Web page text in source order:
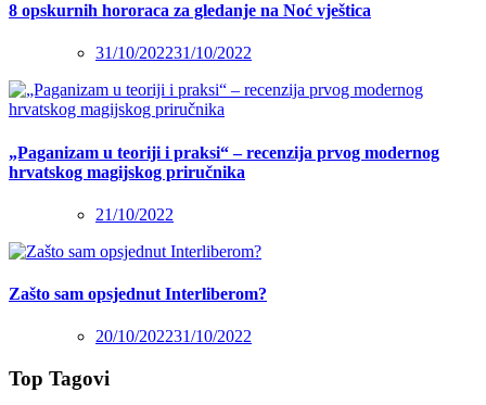
8 opskurnih hororaca za gledanje na Noć vještica
31/10/202231/10/2022
„Paganizam u teoriji i praksi“ – recenzija prvog modernog
hrvatskog magijskog priručnika
21/10/2022
Zašto sam opsjednut Interliberom?
20/10/202231/10/2022
Top Tagovi